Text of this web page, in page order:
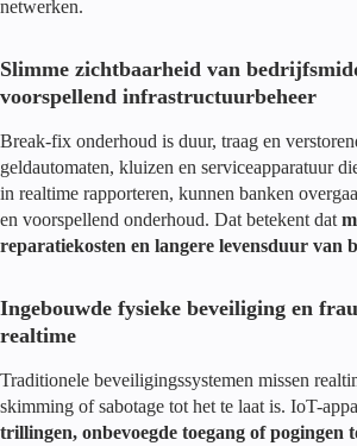
netwerken.
Slimme zichtbaarheid van
voorspellend infrastructuurbeheer
Break-fix onderhoud is duur, traag en
geldautomaten, kluizen en serviceapparatuur
in realtime rapporteren, kunnen banken
en voorspellend onderhoud. Dat betekent dat
reparatiekosten en langere levensduur van
Ingebouwde fysieke beveiliging en
realtime
Traditionele beveiligingssystemen missen
skimming of sabotage tot het te laat is. IoT-
trillingen, onbevoegde toegang of pogingen